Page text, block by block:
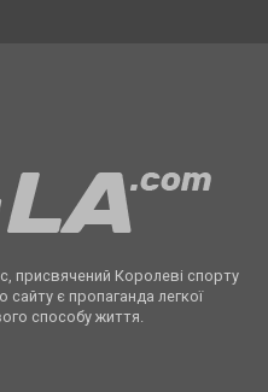
присвячений Королеві спорту
сайту є пропаганда легкої
способу життя.